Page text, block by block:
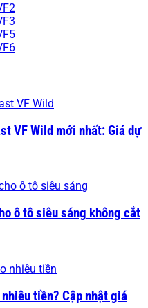
VF Wild mới nhất: Giá dự
ô tô siêu sáng không cắt
tiền? Cập nhật giá